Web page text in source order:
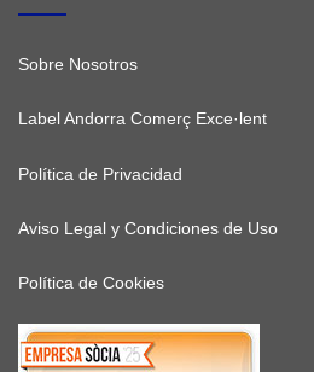
Sobre Nosotros
Label Andorra Comerç Exce·lent
Política de Privacidad
Aviso Legal y Condiciones de Uso
Política de Cookies